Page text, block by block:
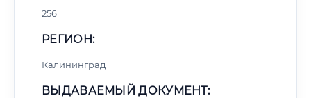
256
РЕГИОН:
Калининград
ВЫДАВАЕМЫЙ ДОКУМЕНТ: